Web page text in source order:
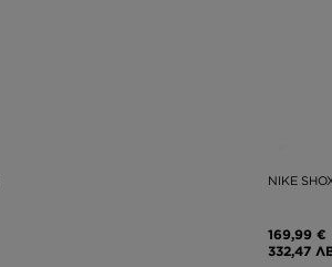
NIKE
169,99 €
332,47